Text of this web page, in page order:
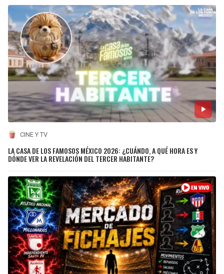
CINE Y TV
LA CASA DE LOS FAMOSOS MÉXICO 2026: ¿CUÁNDO, A QUÉ HORA ES Y
DÓNDE VER LA REVELACIÓN DEL TERCER HABITANTE?